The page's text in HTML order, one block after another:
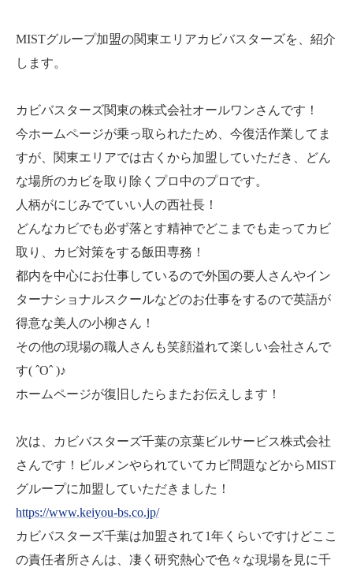
MISTグループ加盟の関東エリアカビバスターズを、紹介
します。
カビバスターズ関東の株式会社オールワンさんです！
今ホームページが乗っ取られたため、今復活作業してま
すが、関東エリアでは古くから加盟していただき、どん
な場所のカビを取り除くプロ中のプロです。
人柄がにじみでていい人の西社長！
どんなカビでも必ず落とす精神でどこまでも走ってカビ
取り、カビ対策をする飯田専務！
都内を中心にお仕事しているので外国の要人さんやイン
ターナショナルスクールなどのお仕事をするので英語が
得意な美人の小柳さん！
その他の現場の職人さんも笑顔溢れて楽しい会社さんで
す( ˆОˆ )♪
ホームページが復旧したらまたお伝えします！
次は、カビバスターズ千葉の京葉ビルサービス株式会社
さんです！ビルメンやられていてカビ問題などからMIST
グループに加盟していただきました！
https://www.keiyou-bs.co.jp/
カビバスターズ千葉は加盟されて1年くらいですけどここ
の責任者所さんは、凄く研究熱心で色々な現場を見に千